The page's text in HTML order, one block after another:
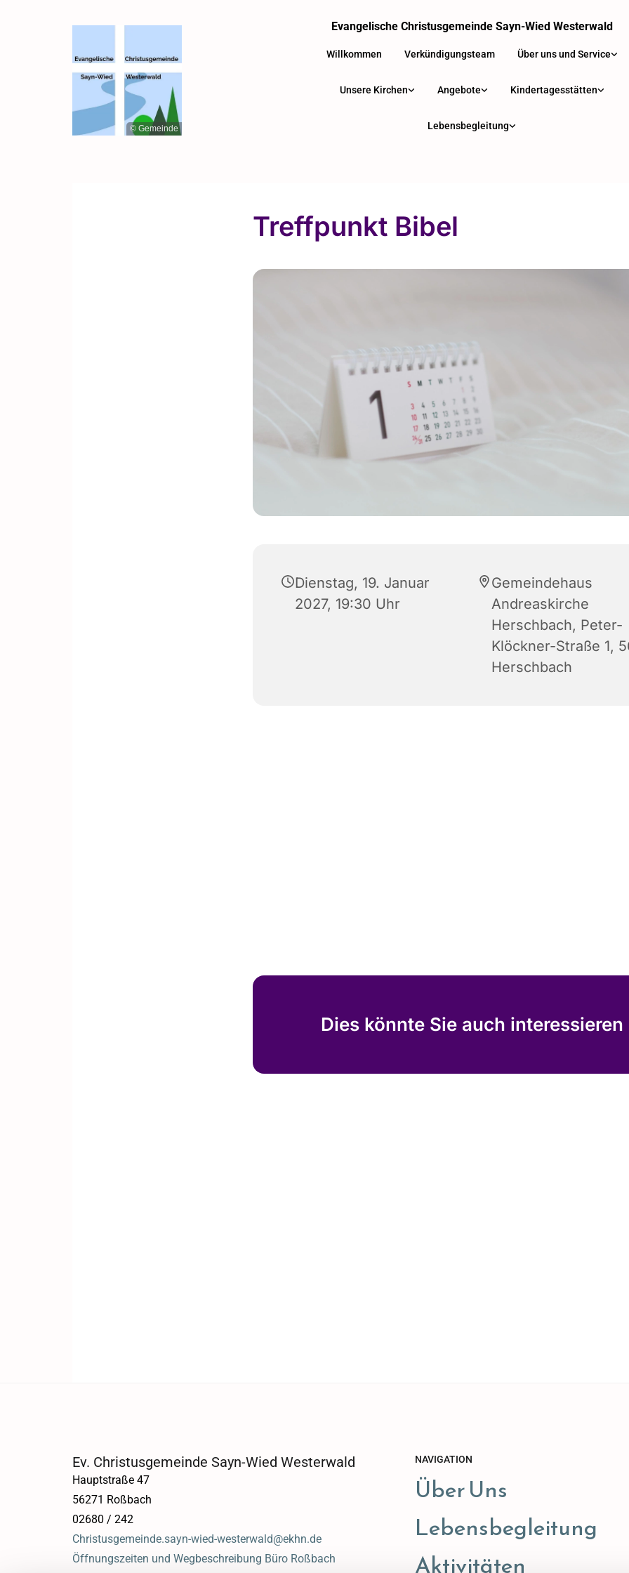
© Gemeinde
Evangelische Christusgemeinde Sayn-Wied Westerwald
Willkommen Verkündigungsteam Über uns und Service
Unsere Kirchen Angebote Kindertagesstätten
Lebensbegleitung
Treffpunkt Bibel
Dienstag, 19. Januar
2027, 19:30 Uhr
Gemeindehaus
Andreaskirche
Herschbach, Peter-
Klöckner-Straße 1,
Herschbach
Dies könnte Sie auch interessieren
Ev. Christusgemeinde Sayn-Wied Westerwald
Hauptstraße 47
56271 Roßbach
02680 / 242
Christusgemeinde.sayn-wied-westerwald@ekhn.de
Öffnungszeiten und Wegbeschreibung Büro Roßbach
NAVIGATION
Über Uns
Lebensbegleitung
Aktivitäten